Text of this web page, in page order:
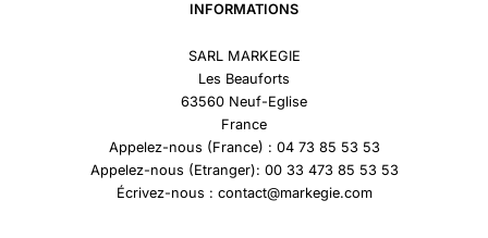
INFORMATIONS
SARL MARKEGIE
Les Beauforts
63560 Neuf-Eglise
France
Appelez-nous (France) : 04 73 85 53 53
Appelez-nous (Etranger): 00 33 473 85 53 53
Écrivez-nous : contact@markegie.com